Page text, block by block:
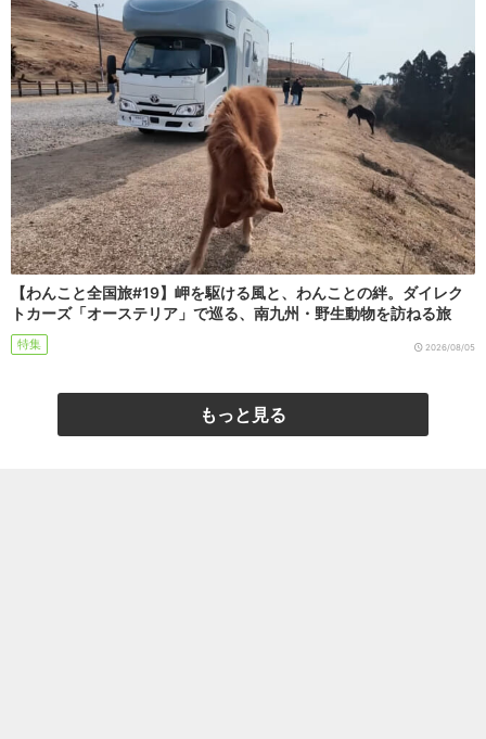
【わんこと全国旅#19】岬を駆ける風と、わんことの絆。ダイレク
トカーズ「オーステリア」で巡る、南九州・野生動物を訪ねる旅
特集 2026/08/05
もっと見る